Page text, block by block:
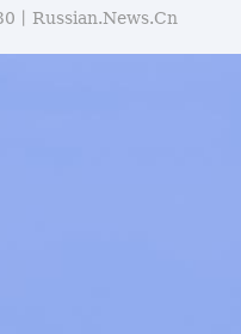
丨 Russian.News.Cn